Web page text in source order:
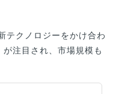
テクノロジーをかけ合わ
注目され、市場規模も